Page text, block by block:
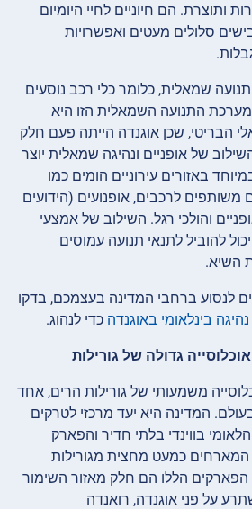
ותוצרת. הם חיוניים לחיי היומיום
סלולים מעטים ואפשרויות
שמאלית, כלומר כלי רכב נוסעים
התנועה השמאלית הזו היא
הבריטי, שכן אוגנדה הייתה פעם חלק
של אופניים ונהיגה שמאלית יוצר
באזורים עירוניים הומים כמו
לרכבים, אופנועים (הידועים
והולכי רגל. השילוב של אמצעי
להוביל לתנאי תנועה עמוסים
השיא.
לנסוע ברחבי המדינה בעצמכם, בדקו
נהיגה בינלאומי באוגנדה כדי לנהוג.
משמעותי של גורילות הרים, אחד
המדינה היא יעד מרכזי לטרקים
בווינדי בלתי חדיר והפארק
המארחים כמעט מחצית מגורילות
הפארקים הללו הם חלק מאזור השימור
על פני אוגנדה, רואנדה